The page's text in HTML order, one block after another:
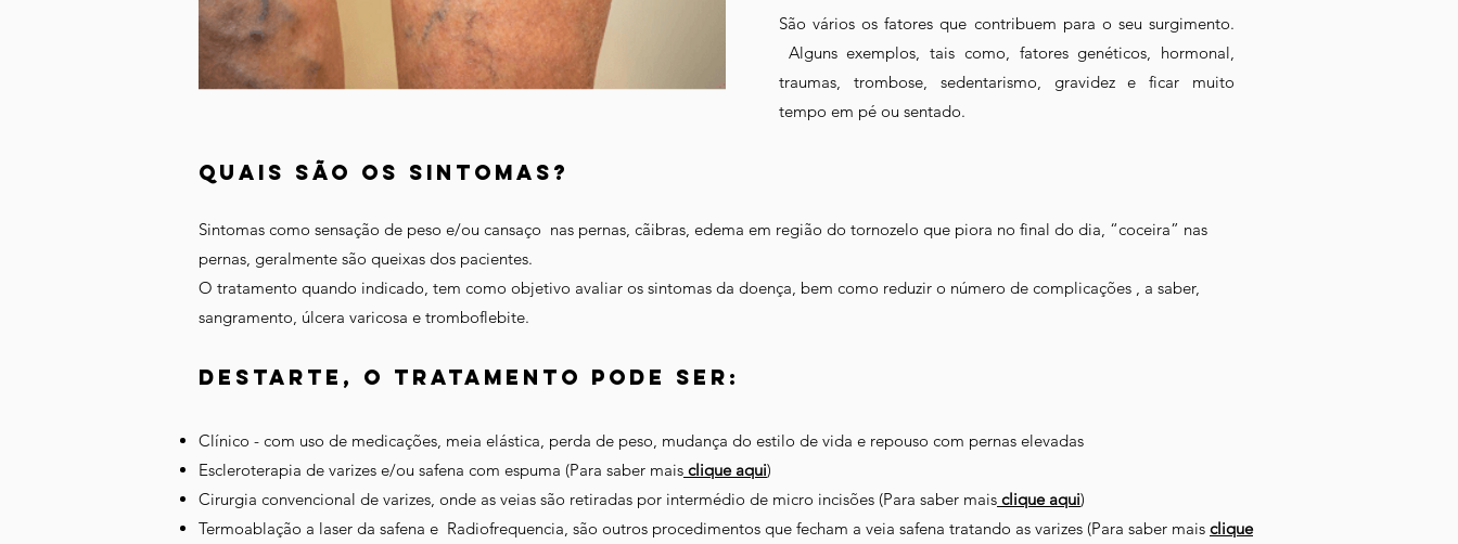
São vários os fatores que contribuem para o seu surgimento.
Alguns exemplos, tais como, fatores genéticos, hormonal,
traumas, trombose, sedentarismo, gravidez e ficar muito
tempo em pé ou sentado.
quais são os sintomas?​​
Sintomas como sensação de peso e/ou cansaço nas pernas, cãibras, edema em região do tornozelo que piora no final do dia, “coceira” nas
pernas, geralmente são queixas dos pacientes.
O tratamento quando indicado, tem como objetivo avaliar os sintomas da doença, bem como reduzir o número de complicações , a saber,
sangramento, úlcera varicosa e tromboflebite.
destarte, o tratamento pode ser:​​
Clínico - com uso de medicações, meia elástica, perda de peso, mudança do estilo de vida e repouso com pernas elevadas
Escleroterapia de varizes e/ou safena com espuma (Para saber mais clique aqui)
Cirurgia convencional de varizes, onde as veias são retiradas por intermédio de micro incisões (Para saber mais clique aqui)
Termoablação a laser da safena e Radiofrequencia, são outros procedimentos que fecham a veia safena tratando as varizes (Para saber mais clique